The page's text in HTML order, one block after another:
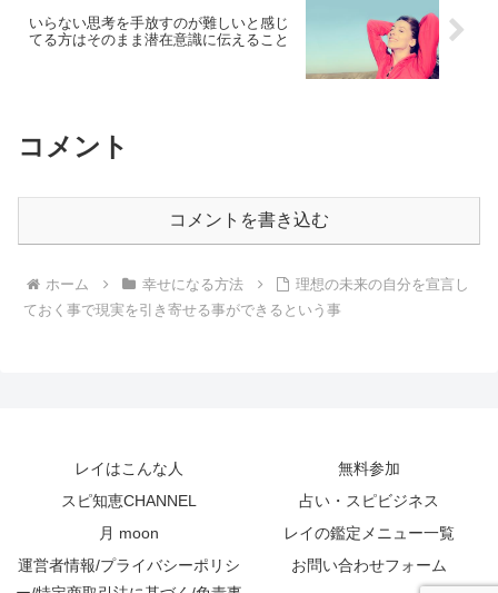
いらない思考を手放すのが難しいと感じ
てる方はそのまま潜在意識に伝えること
コメント
コメントを書き込む
ホーム 幸せになる方法
理想の未来の自分を宣言し
ておく事で現実を引き寄せる事ができるという事
レイはこんな人
無料参加
スピ知恵CHANNEL
占い・スピビジネス
月 moon
レイの鑑定メニュー一覧
運営者情報/プライバシーポリシ
お問い合わせフォーム